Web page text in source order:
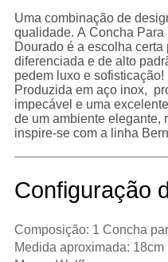
Uma combinação de
qualidade. A Concha Para
Dourado é a escolha
diferenciada e de alto
pedem luxo e sofisticação!
Produzida em aço inox,
impecável e uma
de um ambiente elegante,
inspire-se com a linha
Configuração
Composição: 1 Concha
Medida aproximada: 18cm